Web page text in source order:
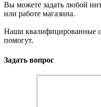
Вы можете задать любой
или работе магазина.
Наши квалифицированные
помогут.
Задать вопрос